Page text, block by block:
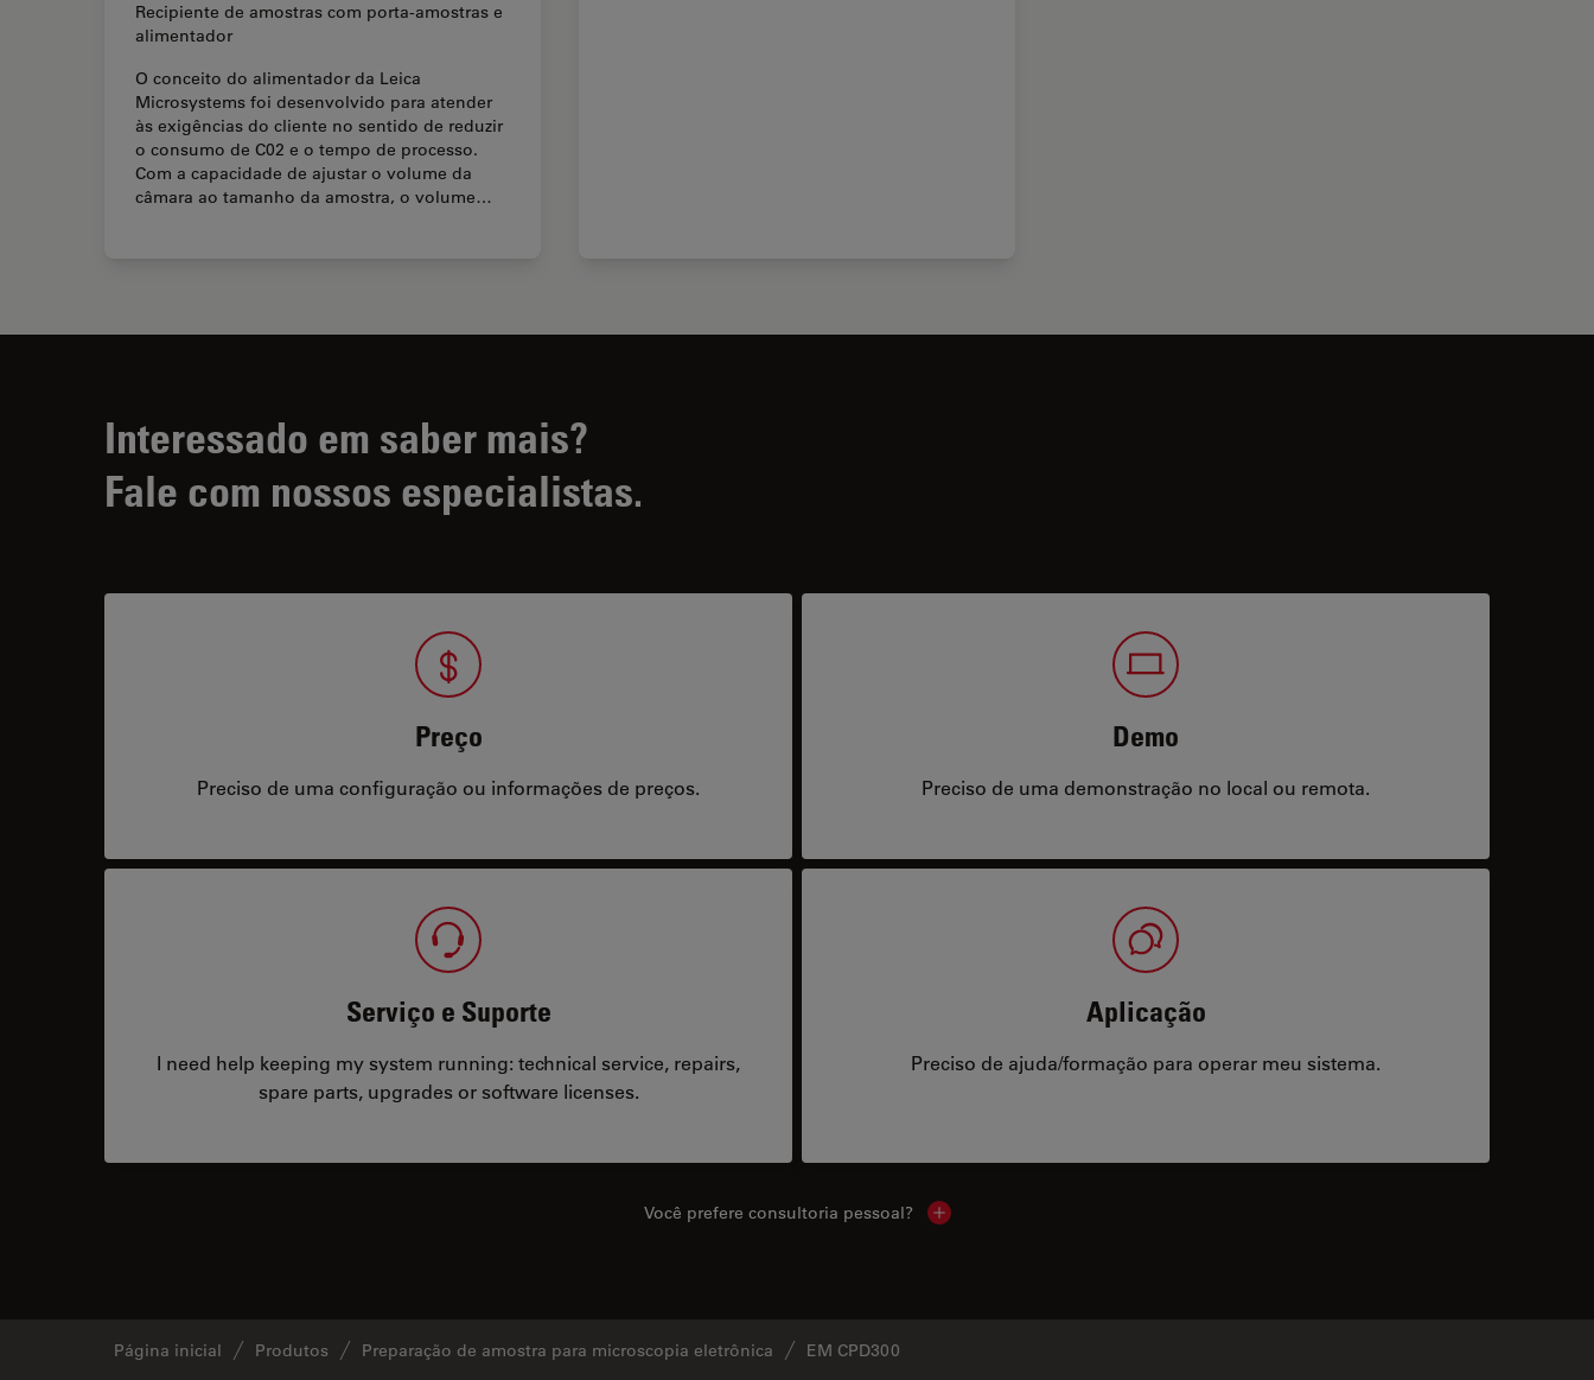
Recipiente de amostras com porta-amostras e
alimentador
O conceito do alimentador da Leica
Microsystems foi desenvolvido para atender
às exigências do cliente no sentido de reduzir
o consumo de C02 e o tempo de processo.
Com a capacidade de ajustar o volume da
câmara ao tamanho da amostra, o volume…
Interessado em saber mais?
Fale com nossos especialistas.
Preço
Preciso de uma configuração ou informações de preços.
Demo
Preciso de uma demonstração no local ou remota.
Serviço e Suporte
I need help keeping my system running: technical service, repairs,
spare parts, upgrades or software licenses.
Aplicação
Preciso de ajuda/formação para operar meu sistema.
Você prefere consultoria pessoal? Show local contacts
Página inicial Produtos Preparação de amostra para microscopia eletrônica EM CPD300